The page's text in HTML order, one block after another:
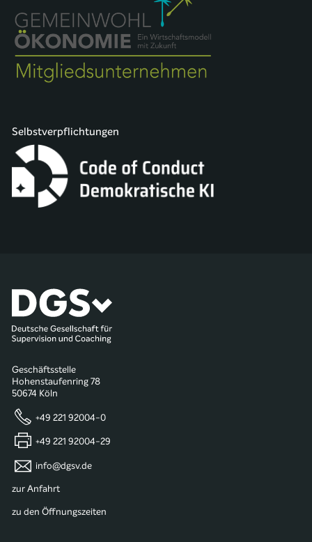
Selbstverpflichtungen
Geschäftsstelle
Hohenstaufenring 78
50674 Köln
+49 221 92004-0
+49 221 92004-29
info@dgsv.de
zur Anfahrt
zu den Öffnungszeiten